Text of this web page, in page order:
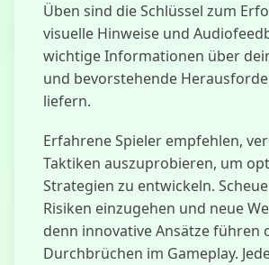
Üben sind die Schlüssel zum
visuelle Hinweise und
wichtige Informationen über
und bevorstehende
liefern.
Erfahrene Spieler empfehlen,
Taktiken auszuprobieren, um
Strategien zu entwickeln.
Risiken einzugehen und neue
denn innovative Ansätze führen
Durchbrüchen im Gameplay.